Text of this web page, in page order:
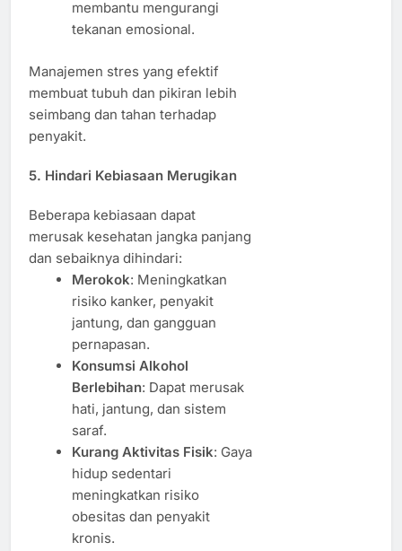
membantu mengurangi
tekanan emosional.
Manajemen stres yang efektif
membuat tubuh dan pikiran lebih
seimbang dan tahan terhadap
penyakit.
5. Hindari Kebiasaan Merugikan
Beberapa kebiasaan dapat
merusak kesehatan jangka panjang
dan sebaiknya dihindari:
Merokok: Meningkatkan
risiko kanker, penyakit
jantung, dan gangguan
pernapasan.
Konsumsi Alkohol
Berlebihan: Dapat merusak
hati, jantung, dan sistem
saraf.
Kurang Aktivitas Fisik: Gaya
hidup sedentari
meningkatkan risiko
obesitas dan penyakit
kronis.